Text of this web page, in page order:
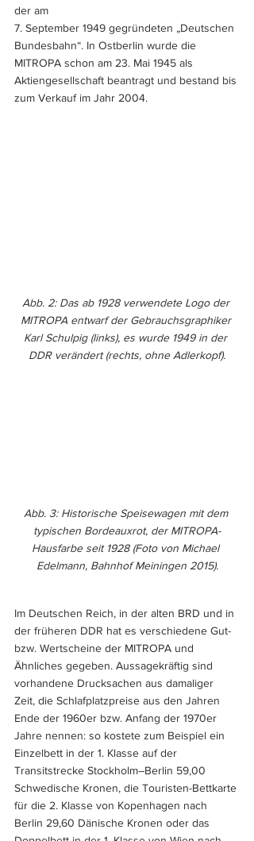
der am
7. September 1949 gegründeten „Deutschen
Bundesbahn“. In Ostberlin wurde die
MITROPA schon am 23. Mai 1945 als
Aktiengesellschaft beantragt und bestand bis
zum Verkauf im Jahr 2004.
Abb. 2: Das ab 1928 verwendete Logo der
MITROPA entwarf der Gebrauchsgraphiker
Karl Schulpig (links), es wurde 1949 in der
DDR verändert (rechts, ohne Adlerkopf).
Abb. 3: Historische Speisewagen mit dem
typischen Bordeauxrot, der MITROPA-
Hausfarbe seit 1928 (Foto von Michael
Edelmann, Bahnhof Meiningen 2015).
Im Deutschen Reich, in der alten BRD und in
der früheren DDR hat es verschiedene Gut-
bzw. Wertscheine der MITROPA und
Ähnliches gegeben. Aussagekräftig sind
vorhandene Drucksachen aus damaliger
Zeit, die Schlafplatzpreise aus den Jahren
Ende der 1960er bzw. Anfang der 1970er
Jahre nennen: so kostete zum Beispiel ein
Einzelbett in der 1. Klasse auf der
Transitstrecke Stockholm–Berlin 59,00
Schwedische Kronen, die Touristen-Bettkarte
für die 2. Klasse von Kopenhagen nach
Berlin 29,60 Dänische Kronen oder das